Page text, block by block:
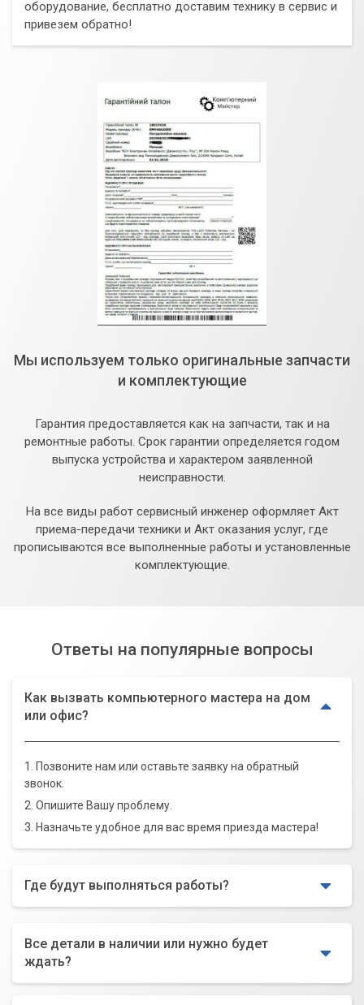
оборудование, бесплатно доставим технику в сервис и
привезем обратно!
Мы используем только оригинальные запчасти
и комплектующие
Гарантия предоставляется как на запчасти, так и на
ремонтные работы. Срок гарантии определяется годом
выпуска устройства и характером заявленной
неисправности.
На все виды работ сервисный инженер оформляет Акт
приема-передачи техники и Акт оказания услуг, где
прописываются все выполненные работы и установленные
комплектующие.
Ответы на популярные вопросы
Как вызвать компьютерного мастера на дом
или офис?
1. Позвоните нам или оставьте заявку на обратный
звонок.
2. Опишите Вашу проблему.
3. Назначьте удобное для вас время приезда мастера!
Где будут выполняться работы?
Все детали в наличии или нужно будет
ждать?